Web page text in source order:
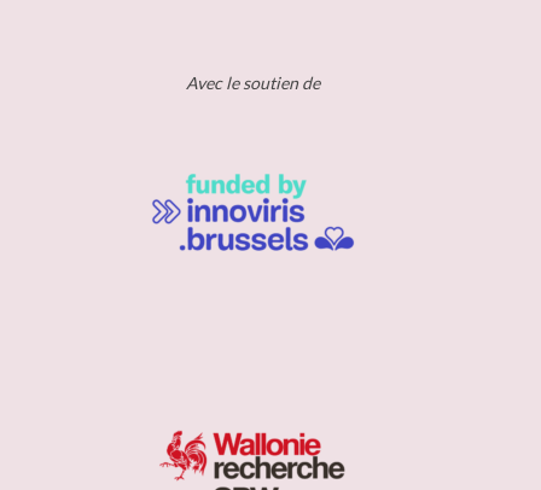
Avec le soutien de